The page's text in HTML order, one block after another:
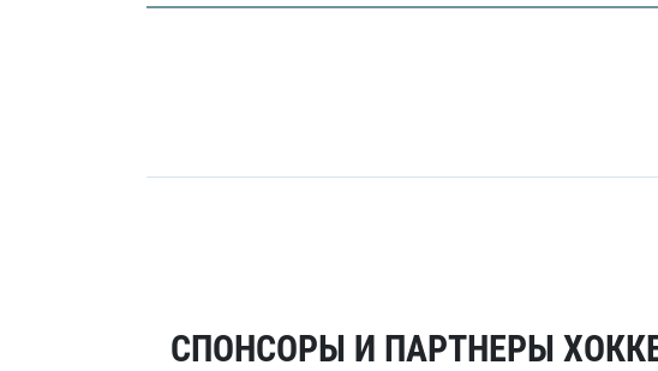
СПОНСОРЫ И ПАРТНЕРЫ